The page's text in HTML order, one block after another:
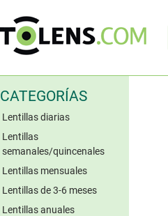
CATEGORÍAS
Lentillas diarias
Lentillas
semanales/quincenales
Lentillas mensuales
Lentillas de 3-6 meses
Lentillas anuales